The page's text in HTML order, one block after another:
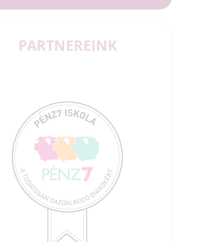
PARTNEREINK